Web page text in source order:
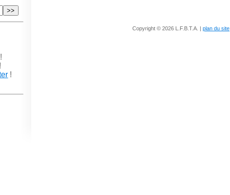
!
!
!
Copyright © 2026 L.F.B.T.A. | plan du site